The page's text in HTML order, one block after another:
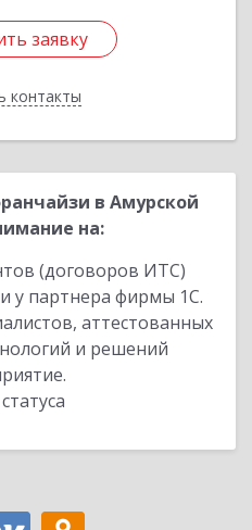
заявку
контакты
заявку
в Амурской
на:
(договоров ИТС)
у партнера фирмы 1С.
аттестованных
и решений